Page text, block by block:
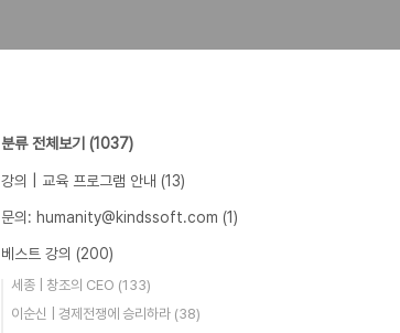
분류 전체보기 (1037)
강의 | 교육 프로그램 안내 (13)
문의: humanity@kindssoft.com (1)
베스트 강의 (200)
세종 | 창조의 CEO (133)
이순신 | 경제전쟁에 승리하라 (38)